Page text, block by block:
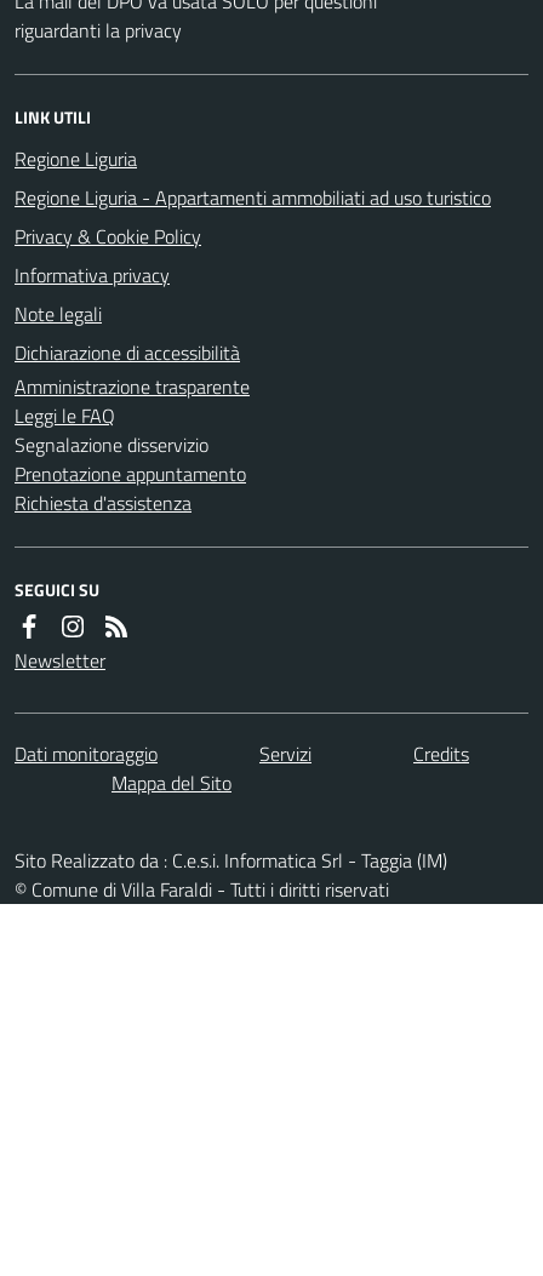
riguardanti la privacy
LINK UTILI
Regione Liguria
Regione Liguria - Appartamenti ammobiliati ad uso turistico
Privacy & Cookie Policy
Informativa privacy
Note legali
Dichiarazione di accessibilità
Amministrazione trasparente
Leggi le FAQ
Segnalazione disservizio
Prenotazione appuntamento
Richiesta d'assistenza
SEGUICI SU
Newsletter
Dati monitoraggio Servizi
Credits
Mappa del Sito
Sito Realizzato da : C.e.s.i. Informatica Srl - Taggia (IM)
© Comune di Villa Faraldi - Tutti i diritti riservati